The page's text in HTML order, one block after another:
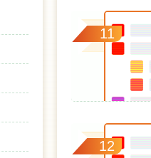
11
12